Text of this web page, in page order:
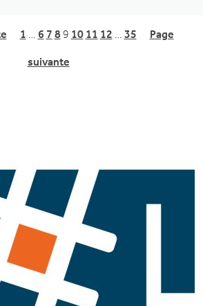
1 6 7 8 9 10 11 12 35 Page
suivante